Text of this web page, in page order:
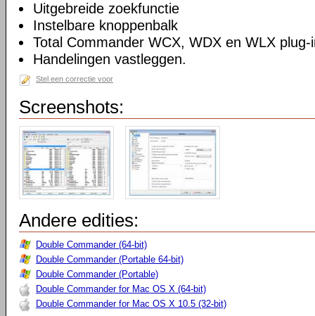
Uitgebreide zoekfunctie
Instelbare knoppenbalk
Total Commander WCX, WDX en WLX
Handelingen vastleggen.
Stel een correctie voor
Screenshots:
Andere edities:
Double Commander (64-bit)
Double Commander (Portable 64-bit)
Double Commander (Portable)
Double Commander for Mac OS X (64-bit)
Double Commander for Mac OS X 10.5 (32-bit)